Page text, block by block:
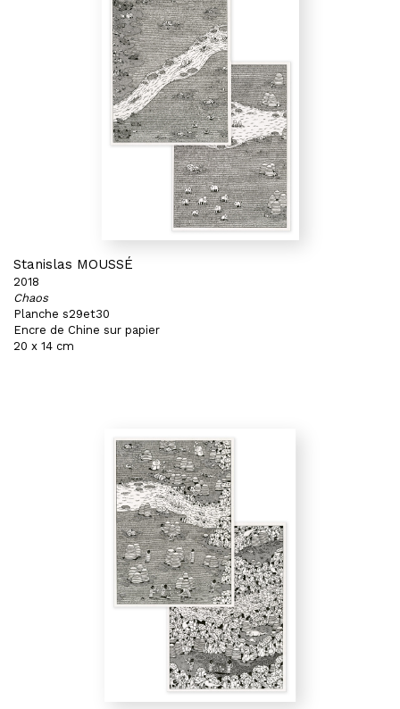
Stanislas MOUSSÉ
2018
Chaos
Planche s29et30
Encre de Chine sur papier
20 x 14 cm